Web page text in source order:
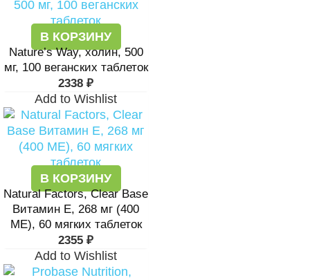
В КОРЗИНУ
Nature’s Way, холин, 500
мг, 100 веганских таблеток
2338 ₽
Add to Wishlist
В КОРЗИНУ
Natural Factors, Clear Base
Витамин Е, 268 мг (400
МЕ), 60 мягких таблеток
2355 ₽
Add to Wishlist